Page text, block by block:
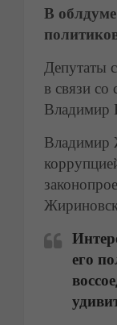
В
Депутаты
в связи
Владимир
Владимир
его